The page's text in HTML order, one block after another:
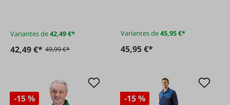
Variantes de42,49 €*
42,49 €* 49,99 €*
Variantes de45,95 €*
45,95 €*
-15 % -15 %